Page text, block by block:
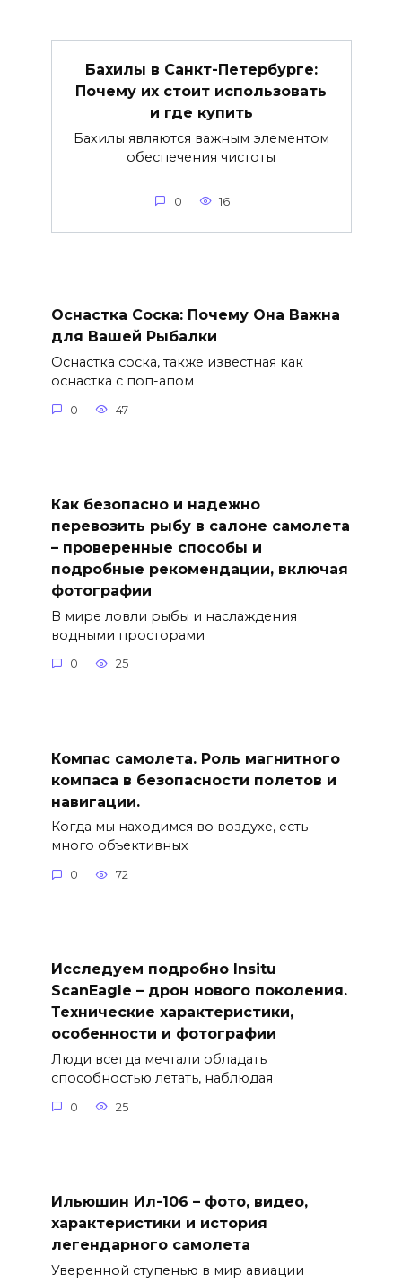
Бахилы в Санкт-Петербурге:
Почему их стоит использовать
и где купить
Бахилы являются важным элементом
обеспечения чистоты
0 16
Оснастка Соска: Почему Она Важна
для Вашей Рыбалки
Оснастка соска, также известная как
оснастка с поп-апом
0 47
Как безопасно и надежно
перевозить рыбу в салоне самолета
– проверенные способы и
подробные рекомендации, включая
фотографии
В мире ловли рыбы и наслаждения
водными просторами
0 25
Компас самолета. Роль магнитного
компаса в безопасности полетов и
навигации.
Когда мы находимся во воздухе, есть
много объективных
0 72
Исследуем подробно Insitu
ScanEagle – дрон нового поколения.
Технические характеристики,
особенности и фотографии
Люди всегда мечтали обладать
способностью летать, наблюдая
0 25
Ильюшин Ил-106 – фото, видео,
характеристики и история
легендарного самолета
Уверенной ступенью в мир авиации